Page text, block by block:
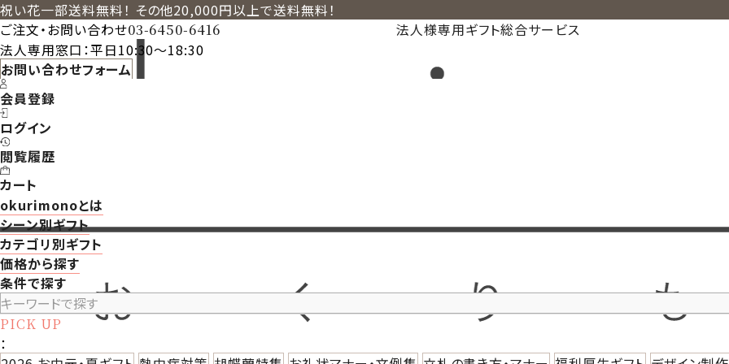
祝い花一部送料無料！ その他20,000円以上で送料無料！
法人様専用ギフト総合サービス
ご注文・お問い合わせ03-6450-6416
法人専用窓口：平日10:30～18:30
お問い合わせフォーム
会員登録
ログイン
閲覧履歴
カート
okurimonoとは
シーン別ギフト
カテゴリ別ギフト
価格から探す
条件で探す
PICK UP
：